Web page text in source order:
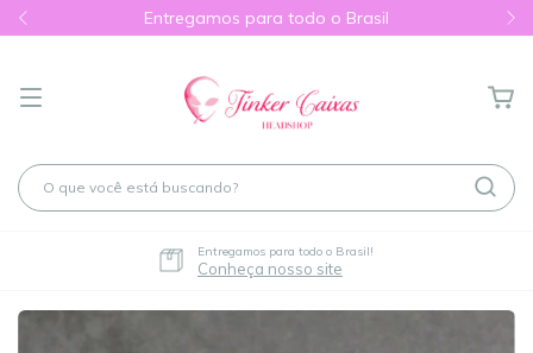
Entregamos para todo o Brasil
Entregamos para todo o Brasil!
Conheça nosso site